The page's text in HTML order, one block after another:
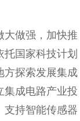
大做强，加快推
国家科技计划
方探索发展集成
集成电路产业投
支持智能传感器